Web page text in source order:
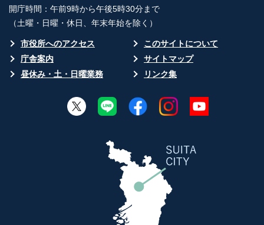
開庁時間：午前9時から午後5時30分まで
（土曜・日曜・休日、年末年始を除く）
市役所へのアクセス
このサイトについて
庁舎案内
サイトマップ
昼休み・土・日曜業務
リンク集